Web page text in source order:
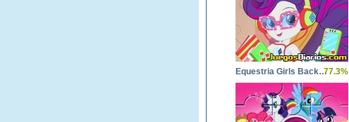
Equestria Girls Back to School 277.3%